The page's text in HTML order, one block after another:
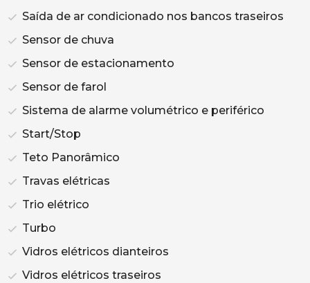
Saída de ar condicionado nos bancos traseiros
Sensor de chuva
Sensor de estacionamento
Sensor de farol
Sistema de alarme volumétrico e periférico
Start/Stop
Teto Panorâmico
Travas elétricas
Trio elétrico
Turbo
Vidros elétricos dianteiros
Vidros elétricos traseiros